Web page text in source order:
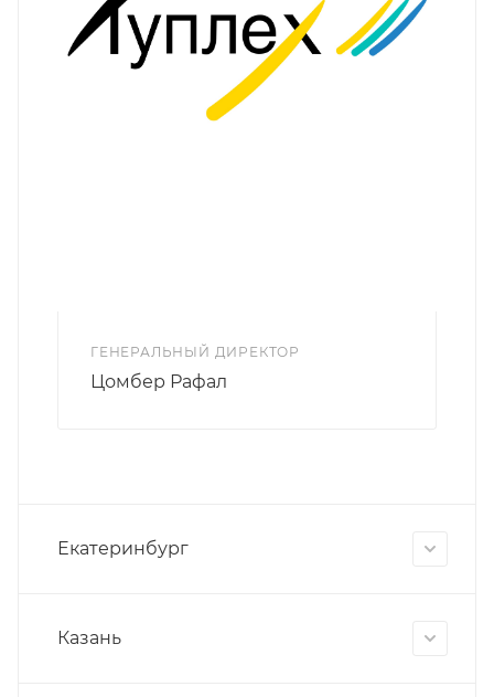
ГЕНЕРАЛЬНЫЙ ДИРЕКТОР
Цомбер Рафал
Екатеринбург
Казань